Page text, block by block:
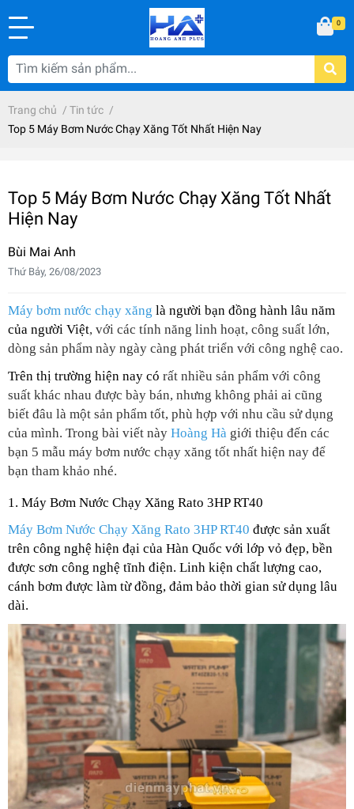
0
Trang chủ / Tin tức /
Top 5 Máy Bơm Nước Chạy Xăng Tốt Nhất Hiện Nay
Top 5 Máy Bơm Nước Chạy Xăng Tốt Nhất
Hiện Nay
Bùi Mai Anh
Thứ Bảy, 26/08/2023
Máy bơm nước chạy xăng là người bạn đồng hành lâu năm
của người Việt, với các tính năng linh hoạt, công suất lớn,
dòng sản phẩm này ngày càng phát triển với công nghệ cao.
Trên thị trường hiện nay có rất nhiều sản phẩm với công
suất khác nhau được bày bán, nhưng không phải ai cũng
biết đâu là một sản phẩm tốt, phù hợp với nhu cầu sử dụng
của mình. Trong bài viết này Hoàng Hà giới thiệu đến các
bạn 5 mẫu máy bơm nước chạy xăng tốt nhất hiện nay để
bạn tham khảo nhé.
1. Máy Bơm Nước Chạy Xăng Rato 3HP RT40
Máy Bơm Nước Chạy Xăng Rato 3HP RT40 được sản xuất
trên công nghệ hiện đại của Hàn Quốc với lớp vỏ đẹp, bền
được sơn công nghệ tĩnh điện. Linh kiện chất lượng cao,
cánh bơm được làm từ đồng, đảm bảo thời gian sử dụng lâu
dài.